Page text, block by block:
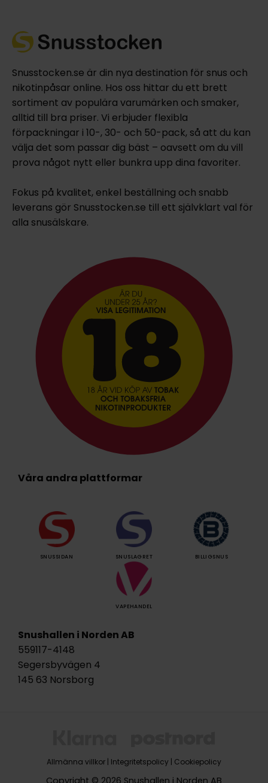
Snusstocken.se är din nya destination för snus och
nikotinpåsar online. Hos oss hittar du ett brett
sortiment av populära varumärken och smaker,
alltid till bra priser. Vi erbjuder flexibla
förpackningar i 10-, 30- och 50-pack, så att du kan
välja det som passar dig bäst – oavsett om du vill
prova något nytt eller bunkra upp dina favoriter.
Fokus på kvalitet, enkel beställning och snabb
leverans gör Snusstocken.se till ett självklart val för
alla snusälskare.
Våra andra plattformar
SNUSSIDAN SNUSLAGRET BILLIGSNUS
VAPEHANDEL
Snushallen i Norden AB
559117-4148
Segersbyvägen 4
145 63 Norsborg
Allmänna villkor | Integritetspolicy | Cookiepolicy
Copyright © 2026 Snushallen i Norden AB